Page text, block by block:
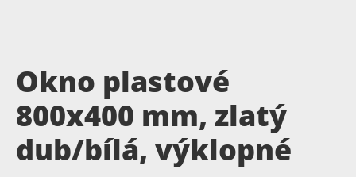
Okno plastové
800x400 mm, zlatý
dub/bílá, výklopné